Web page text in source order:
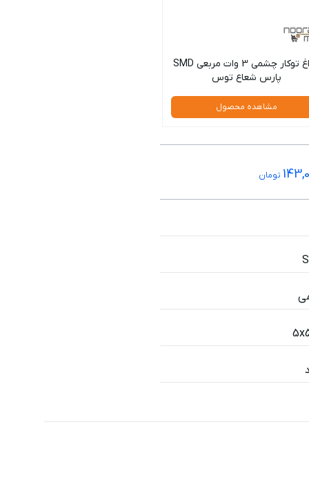
چراغ توکار چشمی 3 وات مربعی SMD
پارس شعاع توس
مشاهده محصول
تومان